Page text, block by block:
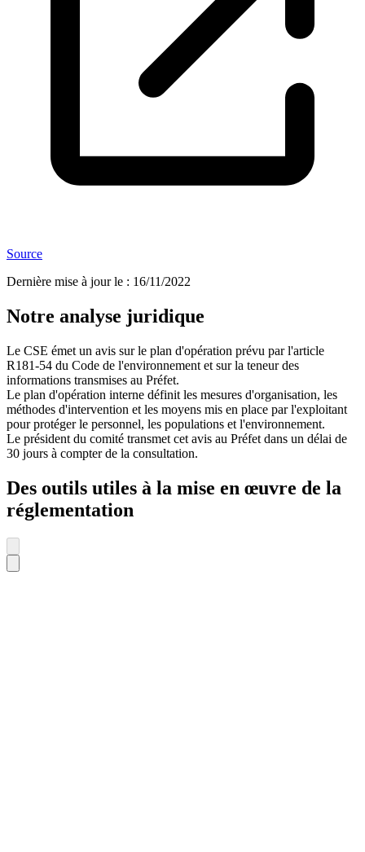
Source
Dernière mise à jour le : 16/11/2022
Notre analyse juridique
Le CSE émet un avis sur le plan d'opération prévu par l'article
R181-54 du Code de l'environnement et sur la teneur des
informations transmises au Préfet.
Le plan d'opération interne définit les mesures d'organisation, les
méthodes d'intervention et les moyens mis en place par l'exploitant
pour protéger le personnel, les populations et l'environnement.
Le président du comité transmet cet avis au Préfet dans un délai de
30 jours à compter de la consultation.
Des outils utiles à la mise en œuvre de la
réglementation